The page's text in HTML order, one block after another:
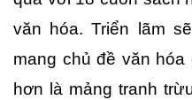
văn hóa. Triển lãm
mang chủ đề văn
hơn là mảng tranh